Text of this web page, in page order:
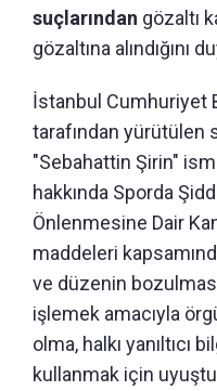
suçlarından gözaltı
gözaltına alındığını
İstanbul Cumhuriyet
tarafından yürütülen
"Sebahattin Şirin"
hakkında Sporda
Önlenmesine Dair
maddeleri
ve düzenin
işlemek amacıyla
olma, halkı yanıltıcı
kullanmak için